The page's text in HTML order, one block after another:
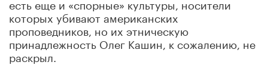
есть еще и «спорные» культуры, носители
которых убивают американских
проповедников, но их этническую
принадлежность Олег Кашин, к сожалению, не
раскрыл.